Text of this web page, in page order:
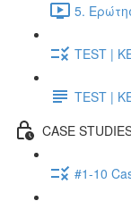
5.
TEST |
TEST |
CASE
#1-10